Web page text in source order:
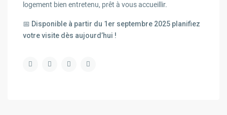
logement bien entretenu, prêt à vous accueillir.
📅 Disponible à partir du 1er septembre 2025 planifiez
votre visite dès aujourd’hui !